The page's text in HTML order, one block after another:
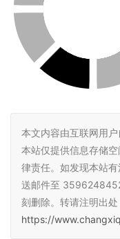
本文内容由互联网用户
本站仅提供信息存储
律责任。如发现本站
送邮件至
刻删除。转请注明出处
https://